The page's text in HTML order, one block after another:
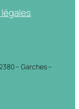
– Garches –